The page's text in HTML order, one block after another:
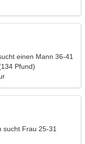
einen Mann 36-41
Pfund)
sucht Frau 25-31